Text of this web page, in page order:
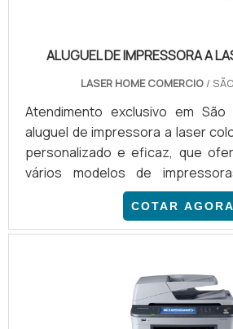
ALUGUEL DE IMPRESSORA A
LASER HOME COMERCIO/
Atendimento exclusivo em
aluguel de impressora a laser
personalizado e eficaz, que
vários modelos de
coloridas das marcas HP, Brother,
entre tantas outras. São vários
para realizar o aluguel de
Contratos semestrais ou
outsourcing de impressão;
com entrega dos su.
COTAR AGORA